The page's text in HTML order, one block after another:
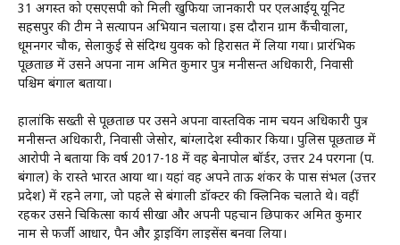
31 अगस्त को एसएसपी को मिली खुफिया जानकारी पर एलआईयू यूनिट
सहसपुर की टीम ने सत्यापन अभियान चलाया। इस दौरान ग्राम कैंचीवाला,
धूमनगर चौक, सेलाकुई से संदिग्ध युवक को हिरासत में लिया गया। प्रारंभिक
पूछताछ में उसने अपना नाम अमित कुमार पुत्र मनीसन्त अधिकारी, निवासी
पश्चिम बंगाल बताया।
हालांकि सख्ती से पूछताछ पर उसने अपना वास्तविक नाम चयन अधिकारी पुत्र
मनीसन्त अधिकारी, निवासी जेसोर, बांग्लादेश स्वीकार किया। पुलिस पूछताछ में
आरोपी ने बताया कि वर्ष 2017-18 में वह बेनापोल बॉर्डर, उत्तर 24 परगना (प.
बंगाल) के रास्ते भारत आया था। यहां वह अपने ताऊ शंकर के पास संभल (उत्तर
प्रदेश) में रहने लगा, जो पहले से बंगाली डॉक्टर की क्लिनिक चलाते थे। वहीं
रहकर उसने चिकित्सा कार्य सीखा और अपनी पहचान छिपाकर अमित कुमार
नाम से फर्जी आधार, पैन और ड्राइविंग लाइसेंस बनवा लिया।